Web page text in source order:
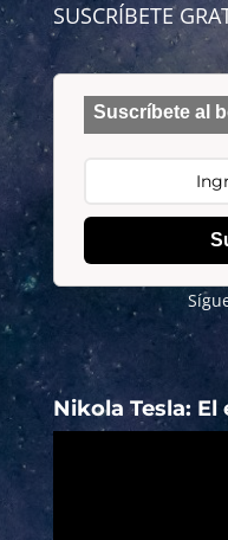
SUSCRÍBETE
Suscríbete al
Nikola Tesla: El